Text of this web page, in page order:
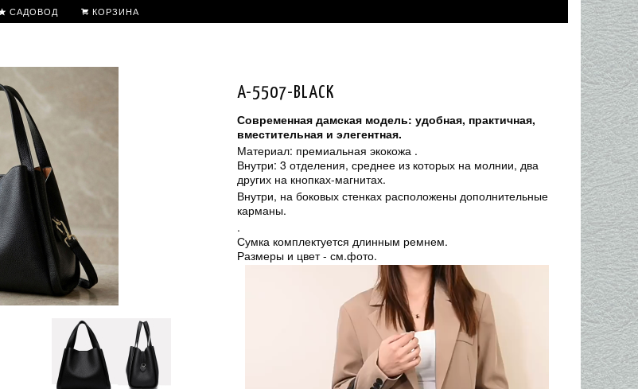
САДОВОД КОРЗИНА
A-5507-BLACK
Современная дамская модель: удобная, практичная,
вместительная и элегентная.
Материал: премиальная экокожа .
Внутри: 3 отделения, среднее из которых на молнии, два
других на кнопках-магнитах.
Внутри, на боковых стенках расположены дополнительные
карманы.
.
Сумка комплектуется длинным ремнем.
Размеры и цвет - см.фото.